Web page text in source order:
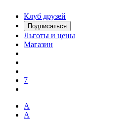
Клуб друзей
Подписаться
Льготы и цены
Магазин
7
А
А